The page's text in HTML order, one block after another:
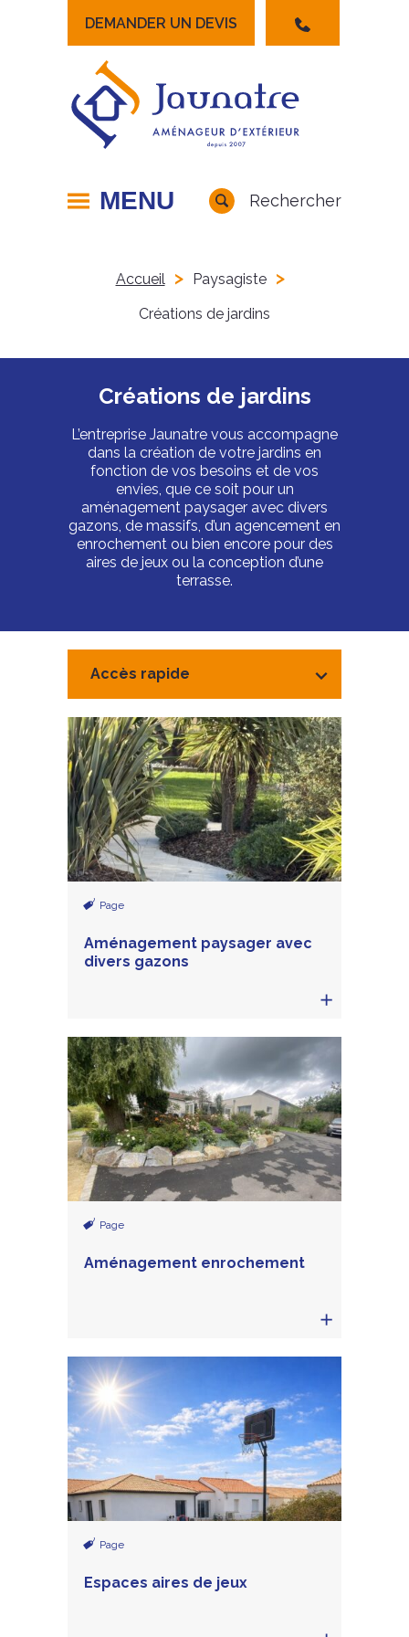
Lancer la rechercheDEMANDER UN DEVIS
Rechercher
MENU
Accueil > Paysagiste >
Créations de jardins
Créations de jardins
L’entreprise Jaunatre vous accompagne
dans la création de votre jardins en
fonction de vos besoins et de vos
envies, que ce soit pour un
aménagement paysager avec divers
gazons, de massifs, d’un agencement en
enrochement ou bien encore pour des
aires de jeux ou la conception d’une
terrasse.
Accès rapide
Aménagement paysager avec
divers gazons
Page
Aménagement enrochement
Page
Espaces aires de jeux
Page